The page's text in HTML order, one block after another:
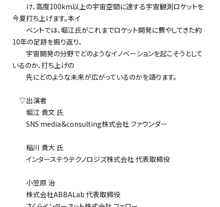
け、高度100km以上の宇宙空間に達する宇宙観測ロケットを
今夏打ち上げます。本イ
ベントでは、堀江氏がこれまでロケット開発に費やしてきた約
10年の足跡を振り返り、
宇宙開発の分野でどのようなイノベーションを起こそうとして
いるのか、打ち上げの
先にどのような未来が広がっているのかを語ります。
▽出演者
堀江 貴文 氏
SNS media＆consulting株式会社 ファウンダー
稲川 貴大 氏
インターステラテクノロジズ株式会社 代表取締役
小笠原 治
株式会社ABBALab 代表取締役